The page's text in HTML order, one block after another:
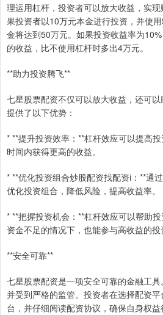
理运用杠杆，投资者可以放大收益，实
果投资者以10万元本金进行投资，并使
金将达到50万元。如果投资收益率为
的收益，比不使用杠杆时多出4万元。
**助力投资腾飞**
七星股票配资不仅可以放大收益，还可
提供了以下优势：
* **提升投资效率：**杠杆效应可以提高
时间内获得更高的收益。
* **优化投资组合炒股配资找配资i：**通
优化投资组合，降低风险，提高收益率。
* **把握投资机会：**杠杆效应可以帮助
资金不足的情况下，也能参与高收益的投
**安全可靠**
七星股票配资是一项安全可靠的金融工具
并受到严格的监管。投资者在选择配资
台，并仔细阅读配资协议，确保自身权益